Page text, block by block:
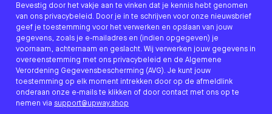
Bevestig door het vakje aan te vinken dat je kennis hebt genomen
van ons privacybeleid. Door je in te schrijven voor onze nieuwsbrief
geef je toestemming voor het verwerken en opslaan van jouw
gegevens, zoals je e-mailadres en (indien opgegeven) je
voornaam, achternaam en geslacht. Wij verwerken jouw gegevens in
overeenstemming met ons privacybeleid en de Algemene
Verordening Gegevensbescherming (AVG). Je kunt jouw
toestemming op elk moment intrekken door op de afmeldlink
onderaan onze e-mails te klikken of door contact met ons op te
nemen via support@upway.shop